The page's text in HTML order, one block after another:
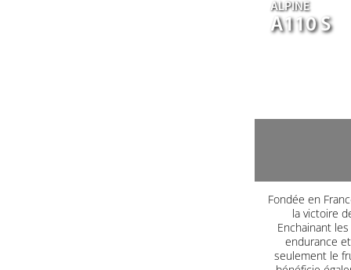
ALPINE
A110 S
Fondée en
la victoire
Enchainant
endurance
seulement le